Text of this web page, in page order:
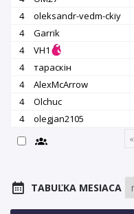
4
oleksandr-vedm-ckiy
4
Garrik
4
VH1
4
тараскін
4
AlexMcArrow
4
Olchuc
4
olegjan2105
«
TABUĽKA MESIACA